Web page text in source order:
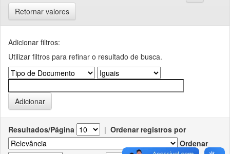
Retornar valores
Adicionar filtros:
Utilizar filtros para refinar o resultado de busca.
Resultados/Página | Ordenar registros por
Ordenar